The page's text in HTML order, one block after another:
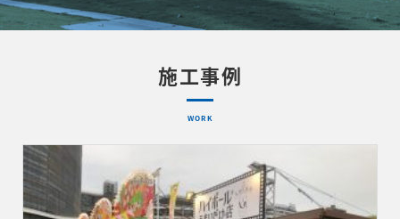
施工事例
WORK